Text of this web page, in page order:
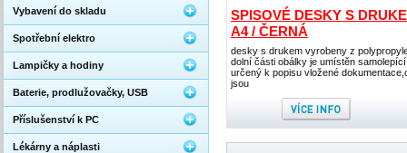
SPISOVÉ DESKY S
A4 / ČERNÁ
desky s drukem vyrobeny z
dolní části obálky je umístěn
určený k popisu vložené
jsou
Vybavení do skladu
Spotřební elektro
Lampičky a hodiny
Baterie, prodlužovačky, USB
Příslušenství k PC
Lékárny a náplasti